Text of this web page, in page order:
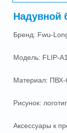
Надувной
Бренд: Fwu-
Модель: FLIP-
Материал: ПВХ-
Рисунок:
Аксессуары к